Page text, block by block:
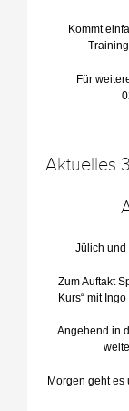
Kommt
Für
Aktuelles
Jülich und
Zum Auftakt
Kurs“ mit
Angehend in
Morgen geht es